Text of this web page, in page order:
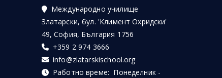
Международно училище
Златарски, бул. 'Климент Охридски'
49, София, България 1756
+359 2 974 3666
info@zlatarskischool.org
Работно време: Понеделник -